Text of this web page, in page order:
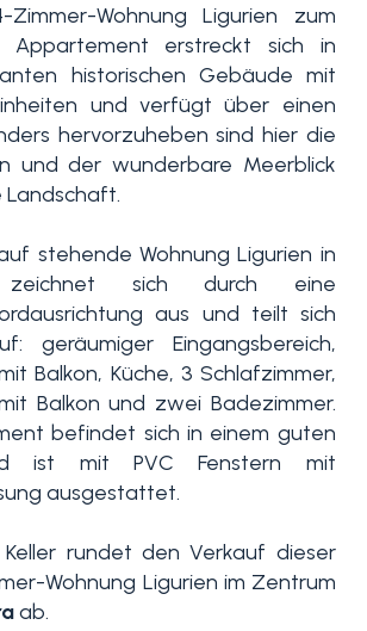
Wohnung Ligurien zum
Appartement erstreckt sich in
historischen Gebäude mit
und verfügt über einen
hervorzuheben sind hier die
und der wunderbare Meerblick
Landschaft.
stehende Wohnung Ligurien in
sich durch eine
aus und teilt sich
geräumiger Eingangsbereich,
Balkon, Küche, 3 Schlafzimmer,
Balkon und zwei Badezimmer.
befindet sich in einem guten
ist mit PVC Fenstern mit
ausgestattet.
Keller rundet den Verkauf dieser
Wohnung Ligurien im Zentrum
ab.